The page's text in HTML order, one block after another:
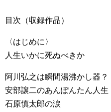
目次（収録作品）
〈はじめに〉
人生いかに死ぬべきか
阿川弘之は瞬間湯沸かし器？
安部譲二のあんぽんたん人生
石原慎太郎の涙